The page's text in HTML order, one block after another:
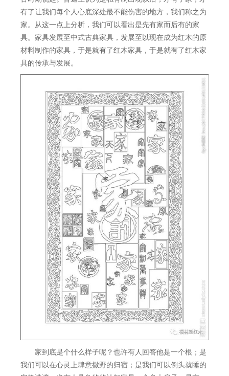
有了让我们每个人心底深处最不能伤害的地方，我们称之为
家。从这一点上分析，我们可以看出是先有家而后有的家
具。家具发展至中式古典家具，发展至以现在成为红木的原
材料制作的家具，于是就有了红木家具，于是就有了红木家
具的传承与发展。
家到底是个什么样子呢？也许有人回答他是一个根；是
我们可以在心灵上肆意撒野的归宿；是我们可以倒头就睡的